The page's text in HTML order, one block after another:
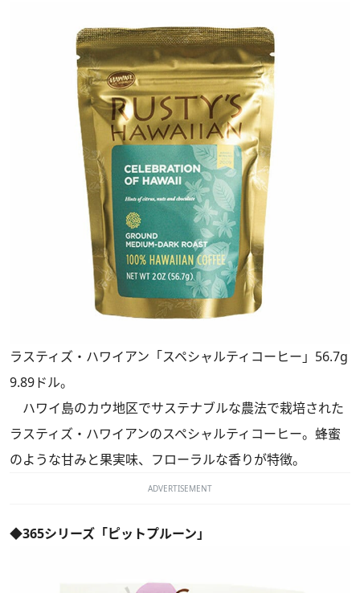
ラスティズ・ハワイアン「スペシャルティコーヒー」56.7g
9.89ドル。
ハワイ島のカウ地区でサステナブルな農法で栽培された
ラスティズ・ハワイアンのスペシャルティコーヒー。蜂蜜
のような甘みと果実味、フローラルな香りが特徴。
ADVERTISEMENT
◆365シリーズ「ピットプルーン」